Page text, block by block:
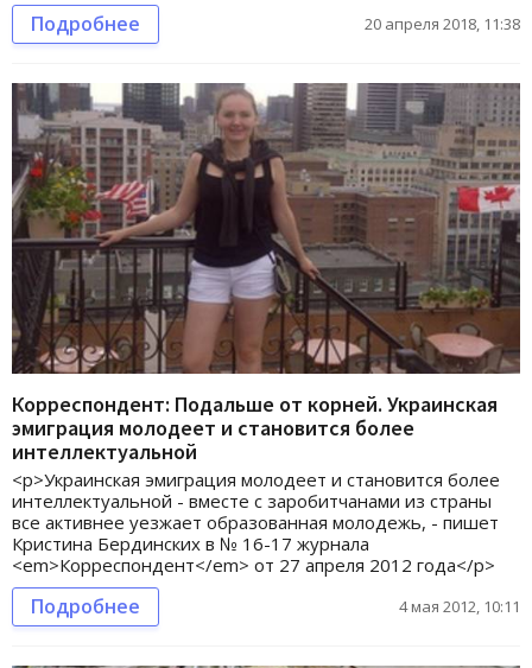
Подробнее 20 апреля 2018, 11:38
Корреспондент: Подальше от корней. Украинская
эмиграция молодеет и становится более
интеллектуальной
<p>Украинская эмиграция молодеет и становится более
интеллектуальной - вместе с заробитчанами из страны
все активнее уезжает образованная молодежь, - пишет
Кристина Бердинских в № 16-17 журнала
<em>Корреспондент</em> от 27 апреля 2012 года</p>
Подробнее 4 мая 2012, 10:11